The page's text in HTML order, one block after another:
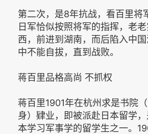
第二次，是8年抗战，看百里将
日军恰似按照将军的指挥，老
西，前进到湖南，而后陷入中
中不能自拔，直到战败。
蒋百里品格高尚 不抓权
蒋百里1901年在杭州求是书院
身）肄业，即被派赴日本留学
本学习军事学的留学生之一。